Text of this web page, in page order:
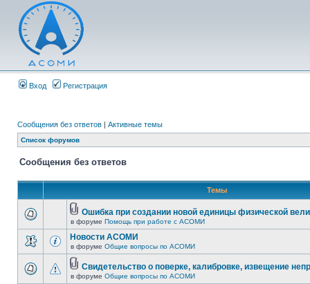
Вход Регистрация
Сообщения без ответов | Активные темы
Список форумов
Сообщения без ответов
Темы
Ошибка при создании новой единицы физической
в форуме Помощь при работе с АСОМИ
Новости АСОМИ
в форуме Общие вопросы по АСОМИ
Свидетельство о поверке, калибровке, извещение
в форуме Общие вопросы по АСОМИ